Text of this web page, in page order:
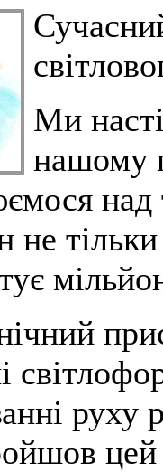
Ми
нашому
над
не
руху
цей